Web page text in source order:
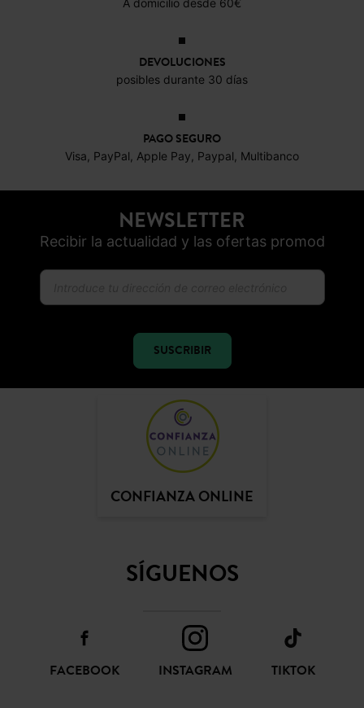
DEVOLUCIONES
posibles durante 30 días
PAGO SEGURO
Visa, PayPal, Apple Pay, Paypal, Multibanco
NEWSLETTER
Recibir la actualidad y las ofertas promod
SUSCRIBIR
CONFIANZA ONLINE
SÍGUENOS
FACEBOOK INSTAGRAM TIKTOK